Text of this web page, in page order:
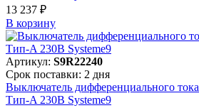
13 237 ₽
В корзинy
Артикул: S9R22240
Срок поставки: 2 дня
Выключатель дифференциального
Тип-A 230В Systeme9